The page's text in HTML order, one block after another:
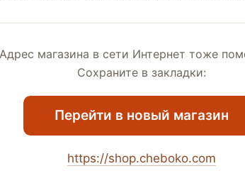
Адрес магазина в сети Интернет тоже
Сохраните в закладки:
Перейти в новый магазин
https://shop.cheboko.com